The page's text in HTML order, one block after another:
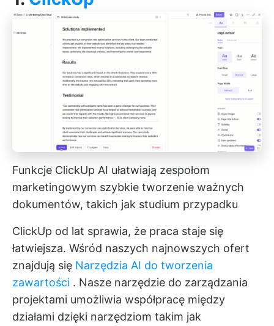
Funkcje ClickUp AI ułatwiają zespołom
marketingowym szybkie tworzenie ważnych
dokumentów, takich jak studium przypadku
ClickUp od lat sprawia, że praca staje się
łatwiejsza. Wśród naszych najnowszych ofert
znajdują się Narzędzia AI do tworzenia
zawartości . Nasze narzędzie do zarządzania
projektami umożliwia współpracę między
działami dzięki narzędziom takim jak